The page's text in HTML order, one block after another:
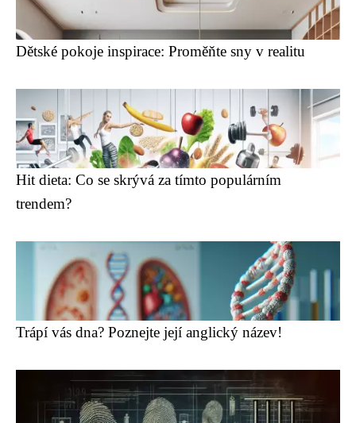
Dětské pokoje inspirace: Proměňte sny v realitu
Hit dieta: Co se skrývá za tímto populárním
trendem?
Trápí vás dna? Poznejte její anglický název!